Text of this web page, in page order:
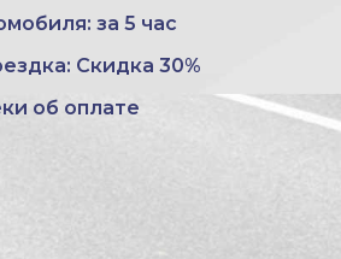
за 5 час
Скидка 30%
об оплате